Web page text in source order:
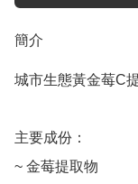
簡介
城市生態黃金莓C
主要成份：
~ 金莓提取物